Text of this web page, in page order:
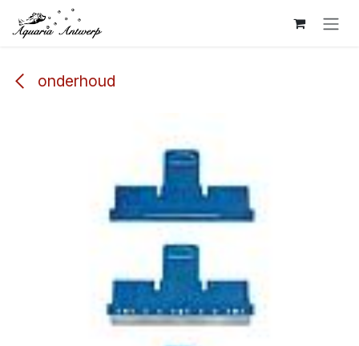
Overslaan naar inhoud
onderhoud